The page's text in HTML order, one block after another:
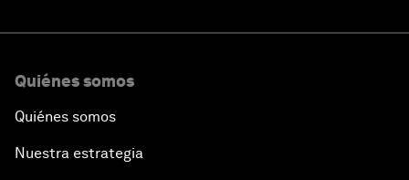
Quiénes somos
Quiénes somos
Nuestra estrategia